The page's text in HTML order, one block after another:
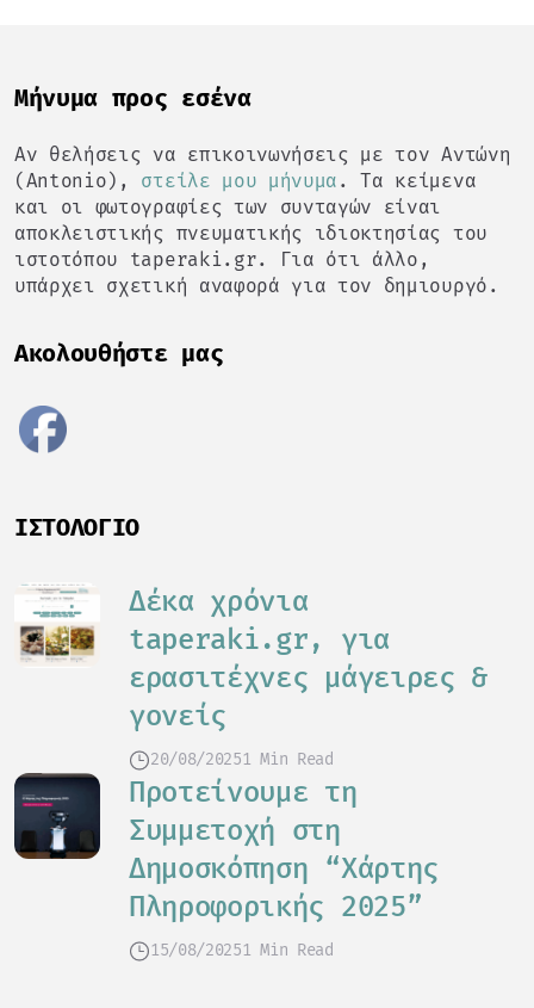
Mήνυμα προς εσένα
Αν θελήσεις να επικοινωνήσεις με τον Αντώνη
(Antonio), στείλε μου μήνυμα . Τα κείμενα
και οι φωτογραφίες των συνταγών είναι
αποκλειστικής πνευματικής ιδιοκτησίας του
ιστοτόπου taperaki.gr. Για ότι άλλο,
υπάρχει σχετική αναφορά για τον δημιουργό.
Ακολουθήστε μας
ΙΣΤΟΛΌΓΙΟ
Δέκα χρόνια
taperaki.gr, για
ερασιτέχνες μάγειρες &
γονείς
20/08/20251 Min Read
Προτείνουμε τη
Συμμετοχή στη
Δημοσκόπηση “Χάρτης
Πληροφορικής 2025”
15/08/20251 Min Read